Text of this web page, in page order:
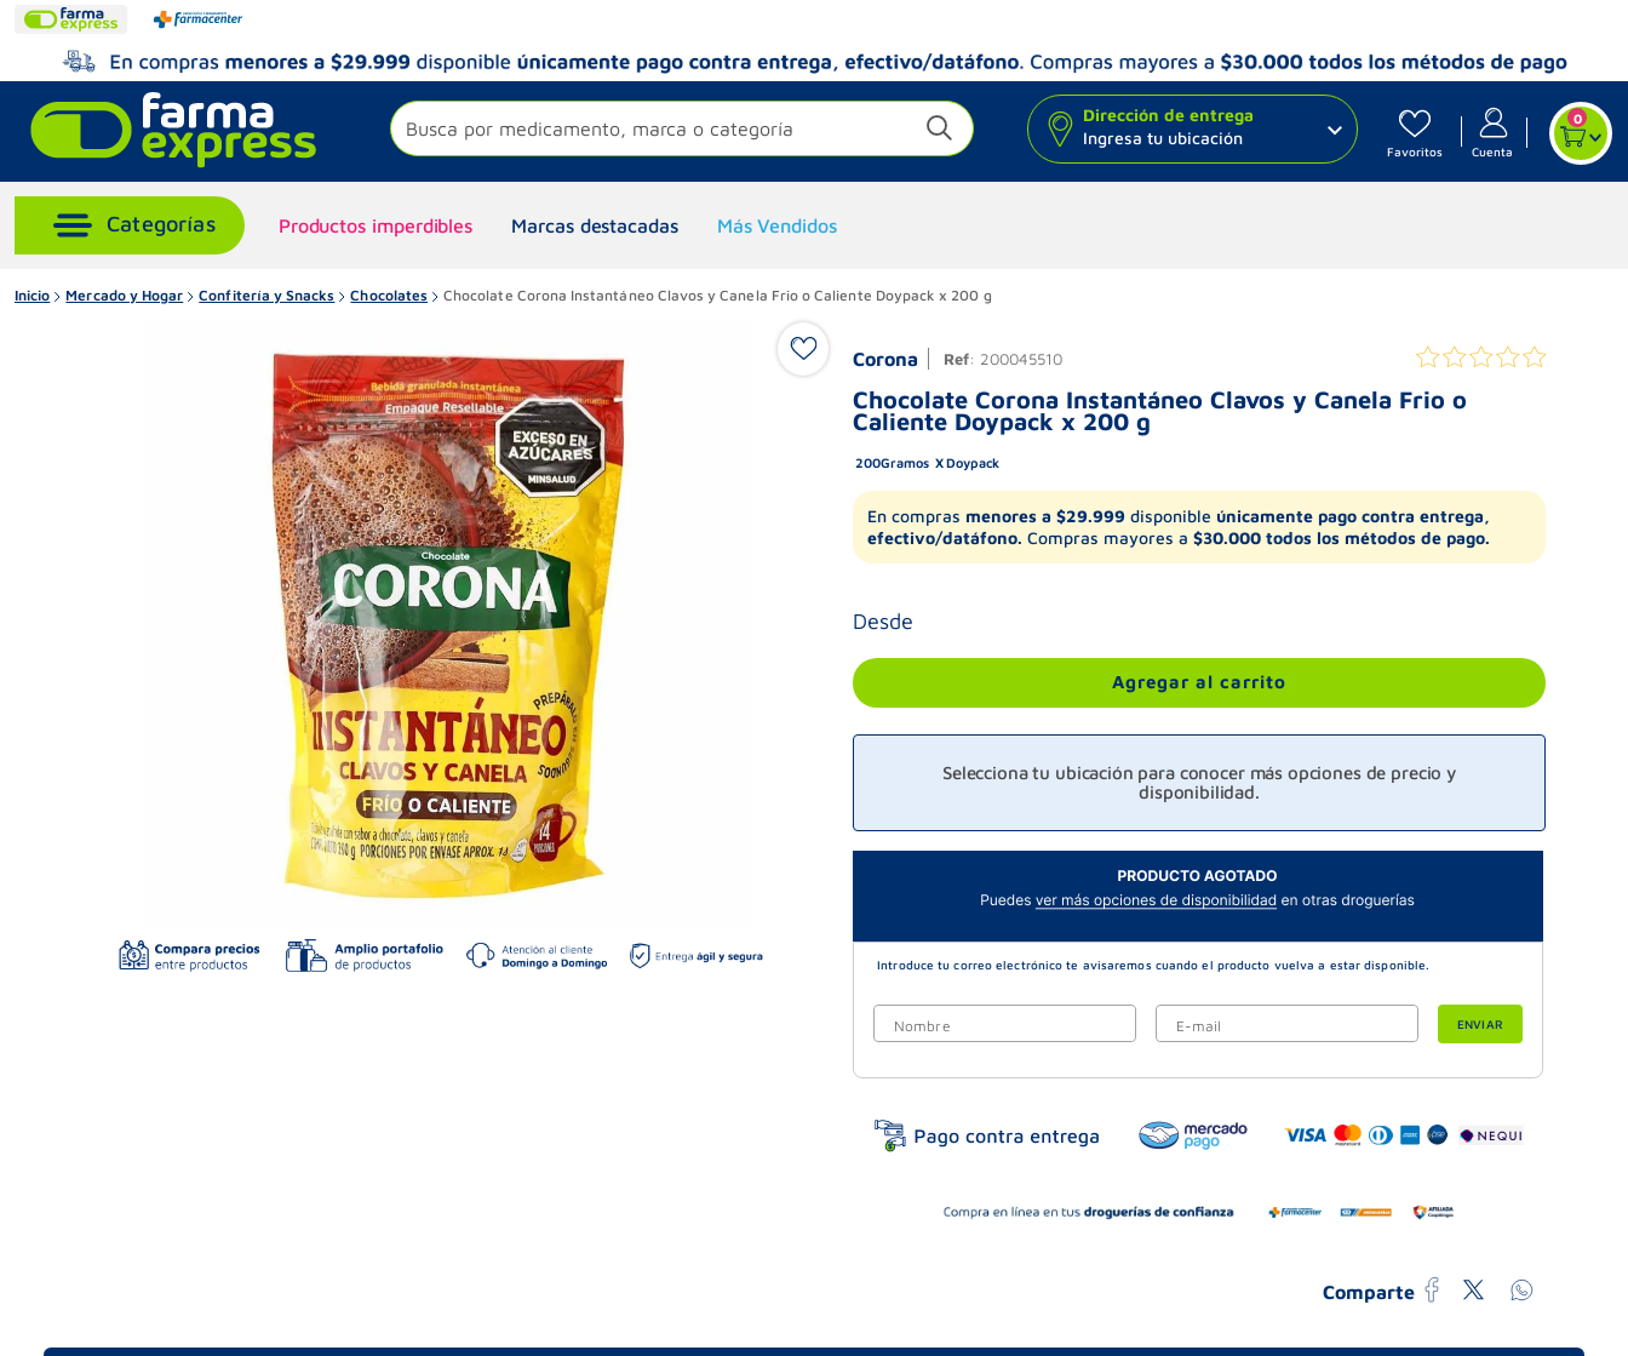
Busca por medicamento, marca o categoría
Dirección de entrega
Ingresa tu ubicación
Favoritos Cuenta
0
Productos imperdibles Marcas destacadas Más Vendidos
Inicio Mercado y Hogar Confitería y Snacks Chocolates Chocolate Corona Instantáneo Clavos y Canela Frio o Caliente Doypack x 200 g
Corona Ref: 200045510
Chocolate Corona Instantáneo Clavos y Canela Frio o
Caliente Doypack x 200 g
200Gramos Doypack
En compras menores a $29.999 disponible únicamente pago contra entrega,
efectivo/datáfono. Compras mayores a $30.000 todos los métodos de pago.
Desde
Agregar al carrito
Selecciona tu ubicación para conocer más opciones de precio y
disponibilidad.
ENVIAR
Comparte